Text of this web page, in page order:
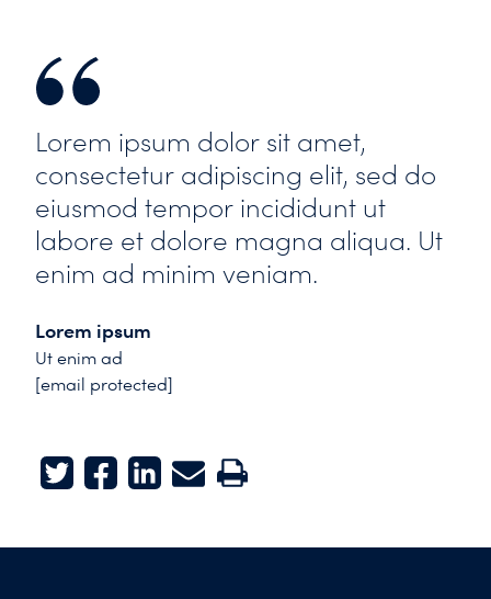
Lorem ipsum dolor sit amet,
consectetur adipiscing elit, sed do
eiusmod tempor incididunt ut
labore et dolore magna aliqua. Ut
enim ad minim veniam.
Lorem ipsum
Ut enim ad
[email protected]
TwitterFacebook
LinkedInE-mailPrint